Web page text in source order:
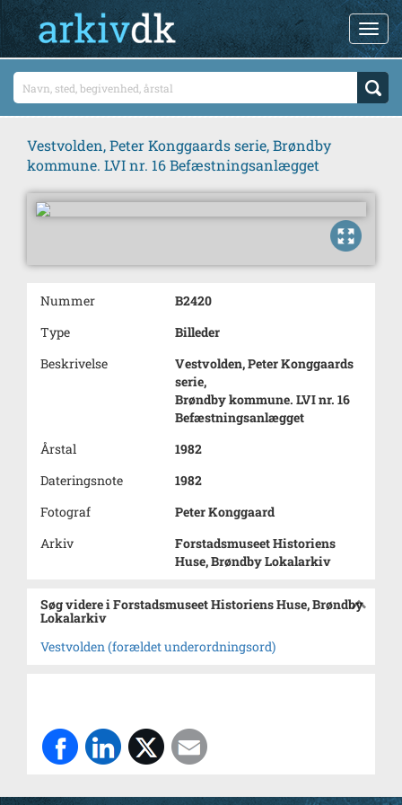
Vestvolden, Peter Konggaards serie, Brøndby
kommune. LVI nr. 16 Befæstningsanlægget
Nummer
B2420
Type
Billeder
Beskrivelse
Vestvolden, Peter Konggaards
serie,
Brøndby kommune. LVI nr. 16
Befæstningsanlægget
Årstal
1982
Dateringsnote
1982
Fotograf
Peter Konggaard
Arkiv
Forstadsmuseet Historiens
Huse, Brøndby Lokalarkiv
Søg videre i Forstadsmuseet Historiens Huse, Brøndby
Lokalarkiv
Vestvolden (forældet underordningsord)